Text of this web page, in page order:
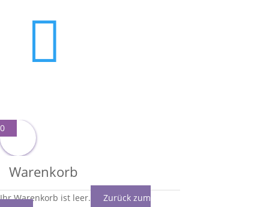

0
Warenkorb
Ihr Warenkorb ist leer.
Zurück zum